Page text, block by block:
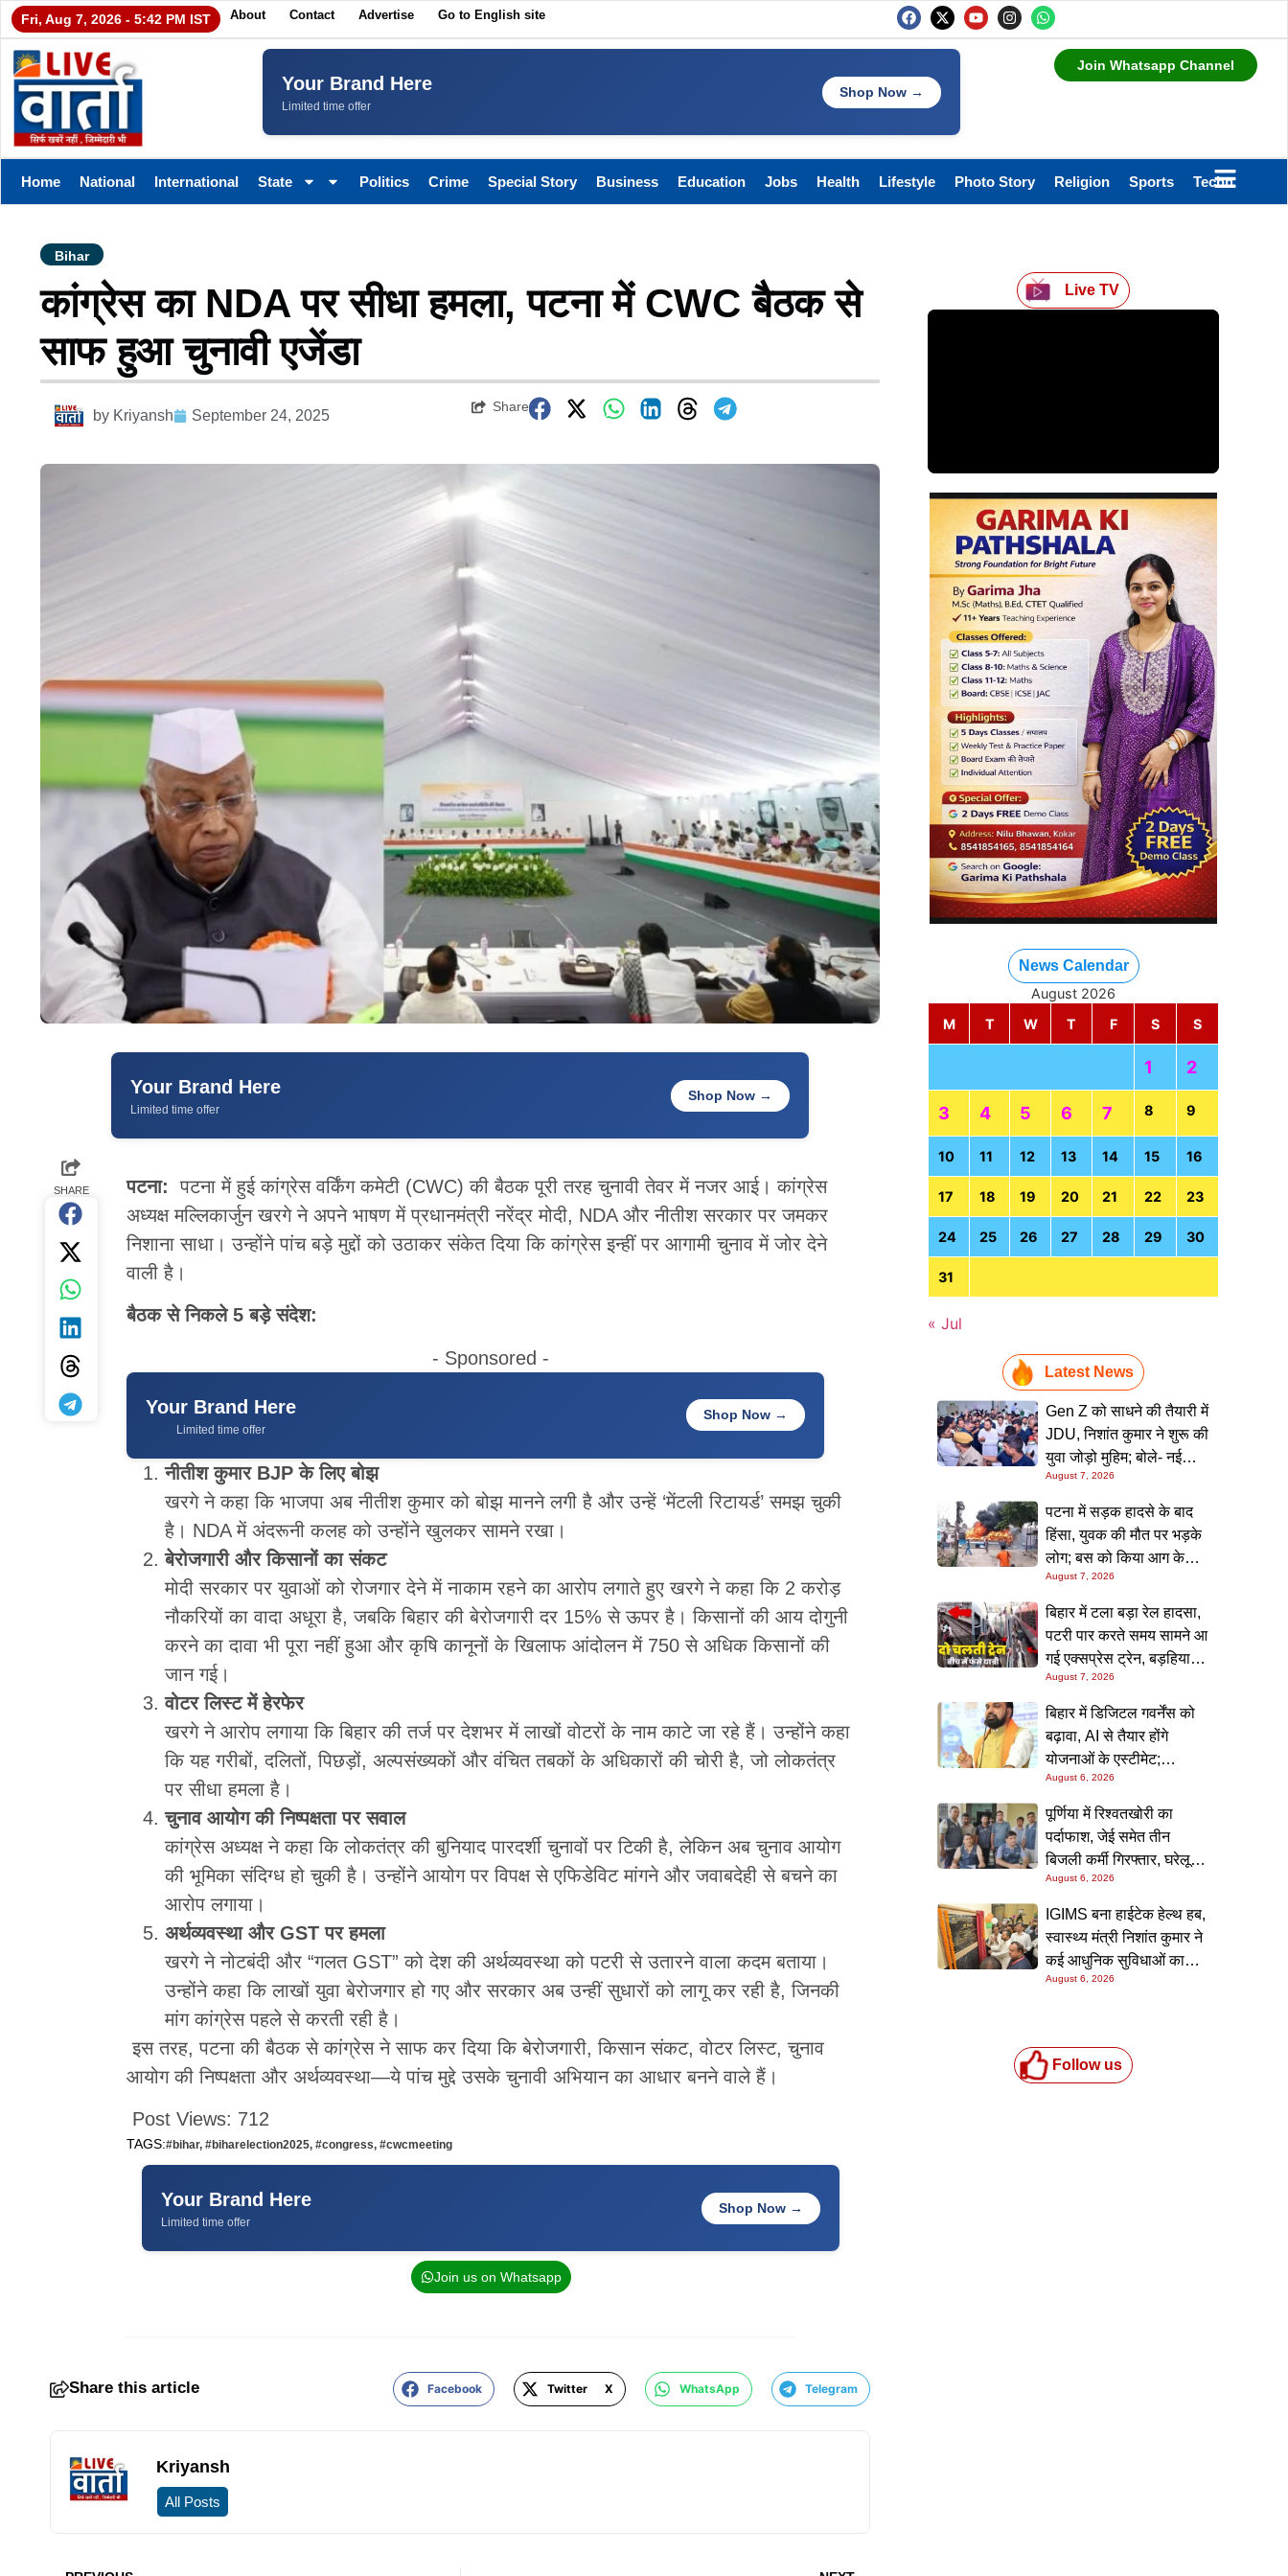
Fri, Aug 7, 2026 - 5:42 PM IST About Contact Advertise Go to English site
Your Brand Here
Limited time offer
Shop Now →
Join Whatsapp Channel
Home National International State Politics Crime Special Story Business Education Jobs Health Lifestyle Photo Story Religion Sports Technology
Bihar
कांग्रेस का NDA पर सीधा हमला, पटना में CWC बैठक से
साफ हुआ चुनावी एजेंडा
by Kriyansh September 24, 2025
Share
Your Brand Here
Limited time offer
Shop Now →
SHARE पटना: पटना में हुई कांग्रेस वर्किंग कमेटी (CWC) की बैठक पूरी तरह चुनावी तेवर में नजर आई। कांग्रेस
अध्यक्ष मल्लिकार्जुन खरगे ने अपने भाषण में प्रधानमंत्री नरेंद्र मोदी, NDA और नीतीश सरकार पर जमकर
निशाना साधा। उन्होंने पांच बड़े मुद्दों को उठाकर संकेत दिया कि कांग्रेस इन्हीं पर आगामी चुनाव में जोर देने
वाली है।
बैठक से निकले 5बड़े संदेश:
- Sponsored -
Your Brand Here
Limited time offer
Shop Now →
नीतीश कुमार BJP के लिए बोझ
खरगे ने कहा कि भाजपा अब नीतीश कुमार को बोझ मानने लगी है और उन्हें ‘मेंटली रिटायर्ड’ समझ चुकी
है। NDA में अंदरूनी कलह को उन्होंने खुलकर सामने रखा।
बेरोजगारी और किसानों का संकट
मोदी सरकार पर युवाओं को रोजगार देने में नाकाम रहने का आरोप लगाते हुए खरगे ने कहा कि 2 करोड़
नौकरियों का वादा अधूरा है, जबकि बिहार की बेरोजगारी दर 15% से ऊपर है। किसानों की आय दोगुनी
करने का दावा भी पूरा नहीं हुआ और कृषि कानूनों के खिलाफ आंदोलन में 750 से अधिक किसानों की
जान गई।
वोटर लिस्ट में हेरफेर
खरगे ने आरोप लगाया कि बिहार की तर्ज पर देशभर में लाखों वोटरों के नाम काटे जा रहे हैं। उन्होंने कहा
कि यह गरीबों, दलितों, पिछड़ों, अल्पसंख्यकों और वंचित तबकों के अधिकारों की चोरी है, जो लोकतंत्र
पर सीधा हमला है।
चुनाव आयोग की निष्पक्षता पर सवाल
कांग्रेस अध्यक्ष ने कहा कि लोकतंत्र की बुनियाद पारदर्शी चुनावों पर टिकी है, लेकिन अब चुनाव आयोग
की भूमिका संदिग्ध हो चुकी है। उन्होंने आयोग पर विपक्ष से एफिडेविट मांगने और जवाबदेही से बचने का
आरोप लगाया।
अर्थव्यवस्था और GSTपर हमला
खरगे ने नोटबंदी और “गलत GST” को देश की अर्थव्यवस्था को पटरी से उतारने वाला कदम बताया।
उन्होंने कहा कि लाखों युवा बेरोजगार हो गए और सरकार अब उन्हीं सुधारों को लागू कर रही है, जिनकी
मांग कांग्रेस पहले से करती रही है।
इस तरह, पटना की बैठक से कांग्रेस ने साफ कर दिया कि बेरोजगारी, किसान संकट, वोटर लिस्ट, चुनाव
आयोग की निष्पक्षता और अर्थव्यवस्था—ये पांच मुद्दे उसके चुनावी अभियान का आधार बनने वाले हैं।
Post Views: 712
TAGS:#bihar, #biharelection2025, #congress, #cwcmeeting
Your Brand Here
Limited time offer
Shop Now →
Join us on Whatsapp
Share this article Facebook Twitter X WhatsApp Telegram
Kriyansh
All Posts
Live TV
News Calendar
August 2026
M
T W T F S S
1 2
3 4 5 6 7 8 9
10 11 12 13 14 15 16
17 18 19 20 21 22 23
24 25 26 27 28 29 30
31
« Jul
Latest News
Gen Z को साधने की तैयारी में
JDU, निशांत कुमार ने शुरू की
युवा जोड़ो मुहिम; बोले- नई
पीढ़ी तक पहुंचाएं नीतीश
सरकार के 20 सालों के काम
August 7, 2026
पटना में सड़क हादसे के बाद
हिंसा, युवक की मौत पर भड़के
लोग; बस को किया आग के
हवाले, पुलिस और मीडिया पर
भी हमला
August 7, 2026
बिहार में टला बड़ा रेल हादसा,
पटरी पार करते समय सामने आ
गई एक्सप्रेस ट्रेन, बड़हिया
स्टेशन पर मची अफरा-तफरी,
यात्रियों की लापरवाही आई
August 7, 2026
बिहार में डिजिटल गवर्नेंस को
बढ़ावा, AI से तैयार होंगे
योजनाओं के एस्टीमेट;
मुख्यमंत्री ने परियोजना
निगरानी पोर्टल किया लॉन्च
August 6, 2026
पूर्णिया में रिश्वतखोरी का
पर्दाफाश, जेई समेत तीन
बिजली कर्मी गिरफ्तार, घरेलू
कनेक्शन के नाम पर मांगे जा रहे
थे 15 हजार रुपये, निगरानी
टीम ने रंगे हाथ पकड़ा
August 6, 2026
IGIMS बना हाईटेक हेल्थ हब,
स्वास्थ्य मंत्री निशांत कुमार ने
कई आधुनिक सुविधाओं का
किया उद्घाटन; गंभीर मरीजों
August 6, 2026
Follow us